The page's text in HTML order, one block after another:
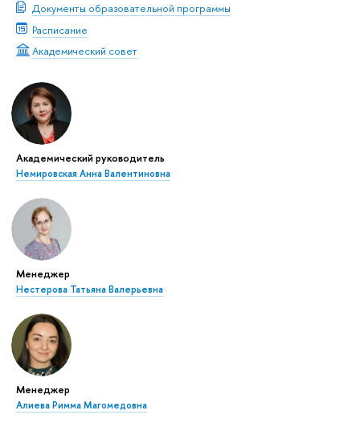
Документы образовательной программы
Расписание
Академический совет
Академический руководитель
Немировская Анна Валентиновна
Менеджер
Нестерова Татьяна Валерьевна
Менеджер
Алиева Римма Магомедовна